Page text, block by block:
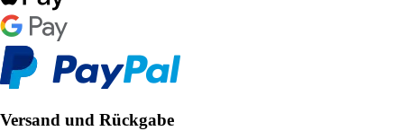
Versand und Rückgabe